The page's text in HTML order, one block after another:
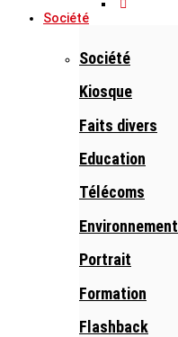
Société
Société
Kiosque
Faits divers
Education
Télécoms
Environnement
Portrait
Formation
Flashback